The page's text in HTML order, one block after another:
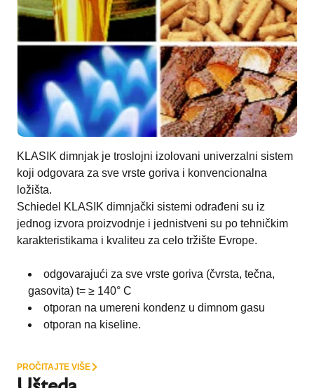
KLASIK dimnjak je troslojni izolovani univerzalni sistem
koji odgovara za sve vrste goriva i konvencionalna
ložišta.
Schiedel KLASIK dimnjački sistemi odrađeni su iz
jednog izvora proizvodnje i jednistveni su po tehničkim
karakteristikama i kvaliteu za celo tržište Evrope.
odgovarajući za sve vrste goriva (čvrsta, tečna,
gasovita) t= ≥ 140° C
otporan na umereni kondenz u dimnom gasu
otporan na kiseline.
PROČITAJTE VIŠE